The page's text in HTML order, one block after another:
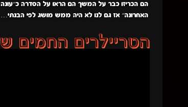
הם הכריזו כבר על המשך הם הראו על הסדרה כ״עונה
האחרונה״ אז גם לנו לא היה ממש מושג לפי הבנתי…